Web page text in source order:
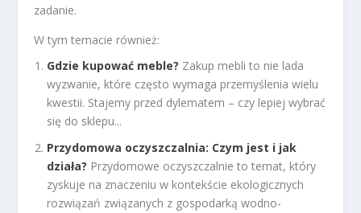
zadanie.
W tym temacie również:
Gdzie kupować meble? Zakup mebli to nie lada
wyzwanie, które często wymaga przemyślenia wielu
kwestii. Stajemy przed dylematem – czy lepiej wybrać
się do sklepu...
Przydomowa oczyszczalnia: Czym jest i jak
działa? Przydomowe oczyszczalnie to temat, który
zyskuje na znaczeniu w kontekście ekologicznych
rozwiązań związanych z gospodarką wodno-